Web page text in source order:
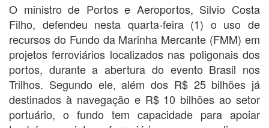
O ministro de Portos e Aeroportos, Silvio Costa
Filho, defendeu nesta quarta-feira (1) o uso de
recursos do Fundo da Marinha Mercante (FMM) em
projetos ferroviários localizados nas poligonais dos
portos, durante a abertura do evento Brasil nos
Trilhos. Segundo ele, além dos R$ 25 bilhões já
destinados à navegação e R$ 10 bilhões ao setor
portuário, o fundo tem capacidade para apoiar